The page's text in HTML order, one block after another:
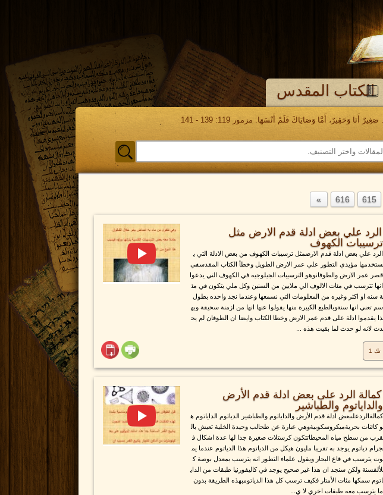
الكتاب المقدس
أَمَّا وَصَايَاكَ فَلَمْ أَنْسَهَا. مزمور 119: 139 - 141
615
616
الرد علي بعض ادلة قدم الارض مثل
ترسيبات الكهوف
الرد علي بعض ادلة قدم الارضمثل ترسيبات الكهوف من بعض الادلة التي ي
ستخدمها مؤيدي التطور علي عمر الارض الطويل وخطأ الكتاب المقدسفي
قصر عمر الارض والطوفانوهو الترسيبات الجيلوجيه في الكهوف التي يدعوا
انها تترسب في مئات الالوف الي ملايين من السنين وكل ملي يتكون في مئ
ة سنه او اكثر وغيره من المعلومات التي نسمعها وعندما نجد واحده بطول
سم تعني انها سنةوبالطبع الكبيرة منها يقولوا عنها انها من ازمنة سحيقة وبه
ذا يقدموا ادلة على قدم عمر الارض وخطا الكتاب وايضا ان الطوفان لم يح
دث لانه لو حدث لما بقيت هذه ...
تك 1
كمالة الرد على بعض ادلة قدم الأرض
والداياتوم والطباشير
كمالةالردعلىبعض ادلة قدم الأرض والداياتوم والطباشير الدياتوم الداياتوم ه
و كائنات بحريةميكروسكوبيةوهي عبارة عن طحالب وحيدة الخلية تعيش بال
قرب من سطح مياه المحيطاتتكون كرستلات صغيرة جدا لها عدة اشكال ف
جرام دياتوم يوجد به تقريبا مليون هيكل من الدياتوم هذا الدياتوم عندما يم
وت يترسب في قاع البحار ويقول علماء التطور انه يترسب بمعدل بوصة ك
لألفسنة ولكن سنجد ان هذا غير صحيح يوجد في كاليفورنيا طبقات من الداي
اتوم سمكها مئات الأمتار فكيف ترسب كل هذا الدياتومبهذه الطريقة بدون
ما يترسب معه طبقات اخري لا ي...